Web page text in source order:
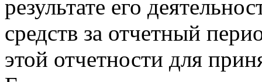
результате его
средств за отчетный
этой отчетности для